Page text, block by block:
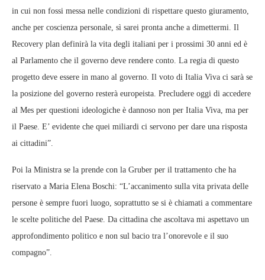
in cui non fossi messa nelle condizioni di rispettare questo giuramento,
anche per coscienza personale, sì sarei pronta anche a dimettermi. Il
Recovery plan definirà la vita degli italiani per i prossimi 30 anni ed è
al Parlamento che il governo deve rendere conto. La regia di questo
progetto deve essere in mano al governo. Il voto di Italia Viva ci sarà se
la posizione del governo resterà europeista. Precludere oggi di accedere
al Mes per questioni ideologiche è dannoso non per Italia Viva, ma per
il Paese. E’ evidente che quei miliardi ci servono per dare una risposta
ai cittadini”.
Poi la Ministra se la prende con la Gruber per il trattamento che ha
riservato a Maria Elena Boschi: “L’accanimento sulla vita privata delle
persone è sempre fuori luogo, soprattutto se si è chiamati a commentare
le scelte politiche del Paese. Da cittadina che ascoltava mi aspettavo un
approfondimento politico e non sul bacio tra l’onorevole e il suo
compagno”.